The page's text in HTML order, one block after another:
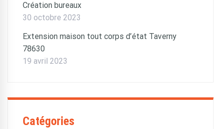
Création bureaux
30 octobre 2023
Extension maison tout corps d’état Taverny
78630
19 avril 2023
Catégories